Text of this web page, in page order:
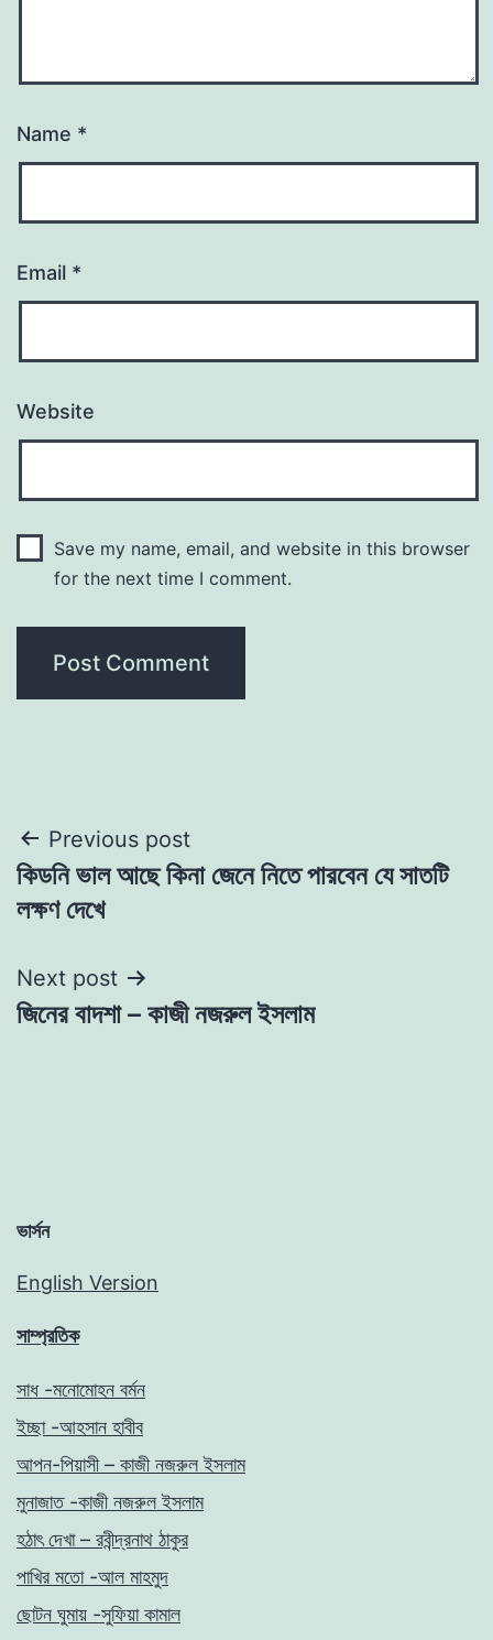
Name *
Email *
Website
Save my name, email, and website in this browser
for the next time I comment.
Post
navigation
Previous post
কিডনি ভাল আছে কিনা জেনে নিতে পারবেন যে সাতটি
লক্ষণ দেখে
Next post
জিনের বাদশা – কাজী নজরুল ইসলাম
ভার্সন
English Version
সাম্প্রতিক
সাধ -মনোমোহন বর্মন
ইচ্ছা -আহসান হাবীব
আপন-পিয়াসী – কাজী নজরুল ইসলাম
মুনাজাত -কাজী নজরুল ইসলাম
হঠাৎ দেখা – রবীন্দ্রনাথ ঠাকুর
পাখির মতো -আল মাহমুদ
ছোটন ঘুমায় -সুফিয়া কামাল